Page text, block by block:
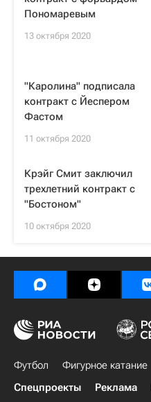
Пономаревым
13 октября 2020
"Каролина" подписала
контракт с Йеспером
Фастом
11 октября 2020
Крэйг Смит заключил
трехлетний контракт с
"Бостоном"
10 октября 2020
Футбол Фигурное катание
Спецпроекты
Реклама